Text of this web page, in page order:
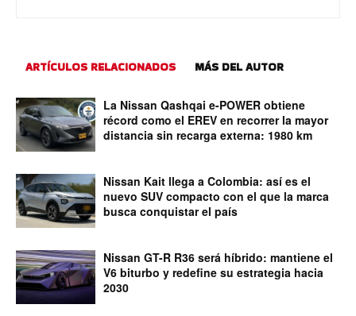
ARTÍCULOS RELACIONADOS MÁS DEL AUTOR
La Nissan Qashqai e-POWER obtiene
récord como el EREV en recorrer la mayor
distancia sin recarga externa: 1980 km
Nissan Kait llega a Colombia: así es el
nuevo SUV compacto con el que la marca
busca conquistar el país
Nissan GT-R R36 será híbrido: mantiene el
V6 biturbo y redefine su estrategia hacia
2030